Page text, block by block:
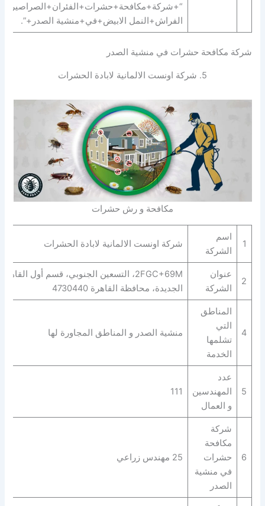
الفراش+النمل الابيض+في+منشية الصدر+”.
شركة مكافحة حشرات في منشية الصدر
5. شركة اونست الالمانية لابادة الحشرات
مكافحة و رش حشرات
1
اسم
الشركة
شركة اونست الالمانية لابادة الحشرات
2
عنوان
الشركة
2FGC+69M، التسعين الجنوبي، قسم أول القاهرة
الجديدة، محافظة القاهرة‬ 4730440
4
المناطق
التي
تشلمها
الخدمة
منشية الصدر و المناطق المجاورة لها
5
عدد
المهندسين
و العمال
111
6
شركة
مكافحة
حشرات
في منشية
الصدر
25 مهندس زراعي